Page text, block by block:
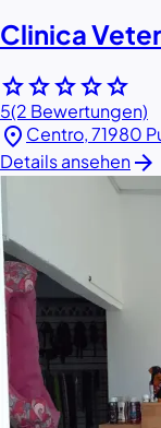
Clinica
starstarstarstarstar
5(2 Bewertungen)
location_on Centro, 71980
Details ansehenarrow_forward